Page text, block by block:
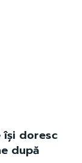
își doresc
după